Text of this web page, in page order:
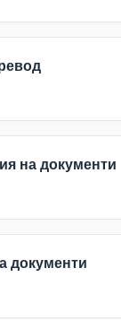
на документи
документи